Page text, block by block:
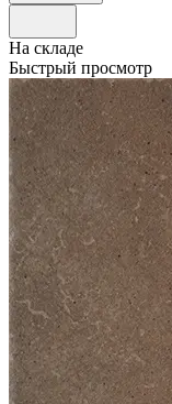
На складе
Быстрый просмотр